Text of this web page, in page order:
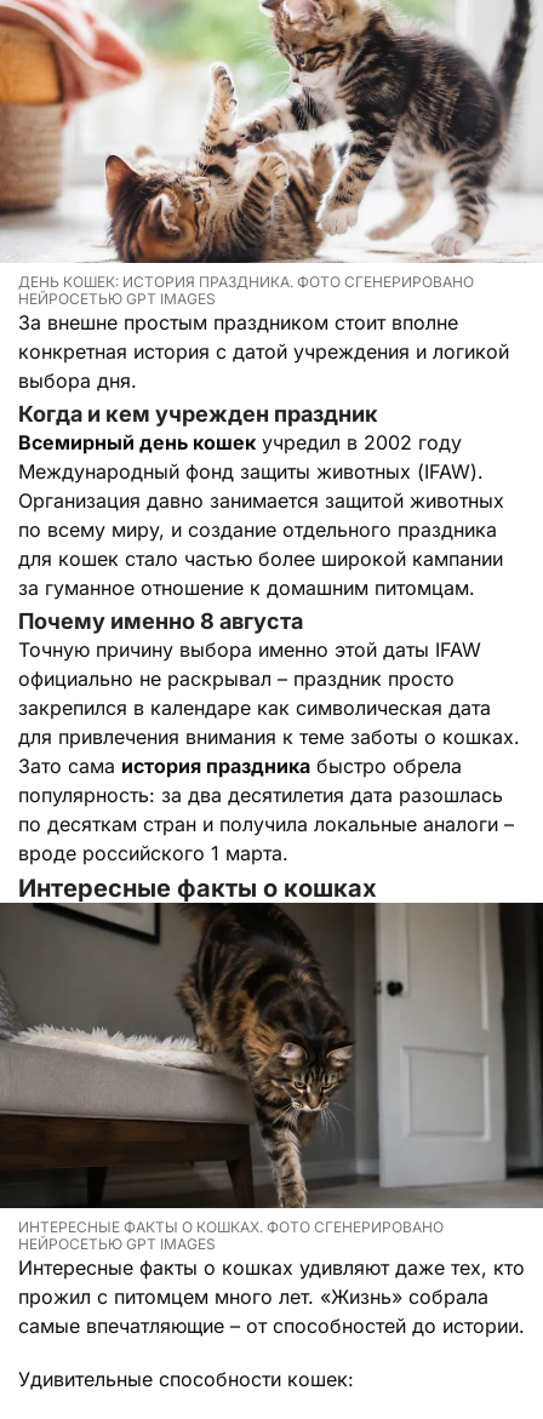
ДЕНЬ КОШЕК: ИСТОРИЯ ПРАЗДНИКА. ФОТО СГЕНЕРИРОВАНО
НЕЙРОСЕТЬЮ GPT IMAGES
За внешне простым праздником стоит вполне
конкретная история с датой учреждения и логикой
выбора дня.
Когда и кем учрежден праздник
Всемирный день кошек учредил в 2002 году
Международный фонд защиты животных (IFAW).
Организация давно занимается защитой животных
по всему миру, и создание отдельного праздника
для кошек стало частью более широкой кампании
за гуманное отношение к домашним питомцам.
Почему именно 8 августа
Точную причину выбора именно этой даты IFAW
официально не раскрывал – праздник просто
закрепился в календаре как символическая дата
для привлечения внимания к теме заботы о кошках.
Зато сама история праздника быстро обрела
популярность: за два десятилетия дата разошлась
по десяткам стран и получила локальные аналоги –
вроде российского 1 марта.
Интересные факты о кошках
ИНТЕРЕСНЫЕ ФАКТЫ О КОШКАХ. ФОТО СГЕНЕРИРОВАНО
НЕЙРОСЕТЬЮ GPT IMAGES
Интересные факты о кошках удивляют даже тех, кто
прожил с питомцем много лет. «Жизнь» собрала
самые впечатляющие – от способностей до истории.
Удивительные способности кошек: